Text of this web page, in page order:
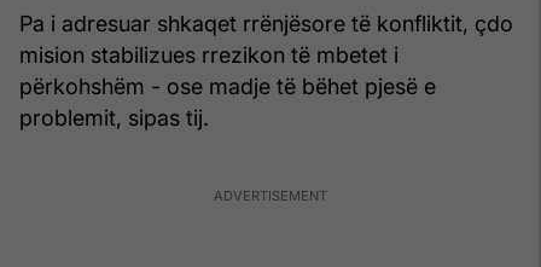
Pa i adresuar shkaqet rrënjësore të konfliktit, çdo
mision stabilizues rrezikon të mbetet i
përkohshëm - ose madje të bëhet pjesë e
problemit, sipas tij.